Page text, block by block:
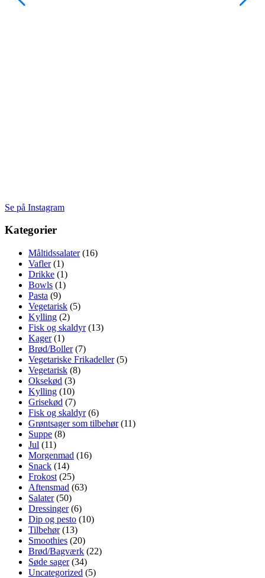
Se på Instagram
Kategorier
Måltidssalater(16)
Vafler(1)
Drikke (1)
Bowls (1)
Pasta (9)
Vegetarisk (5)
Kylling (2)
Fisk og skaldyr(13)
Kager(1)
Brød/Boller(7)
Vegetariske Frikadeller(5)
Vegetarisk (8)
Oksekød (3)
Kylling (10)
Grisekød (7)
Fisk og skaldyr(6)
Grøntsager som tilbehør(11)
Suppe (8)
Jul (11)
Morgenmad (16)
Snack (14)
Frokost (25)
Aftensmad (63)
Salater(50)
Dressinger(6)
Dip og pesto (10)
Tilbehør(13)
Smoothies (20)
Brød/Bagværk (22)
Søde sager(34)
Uncategorized (5)